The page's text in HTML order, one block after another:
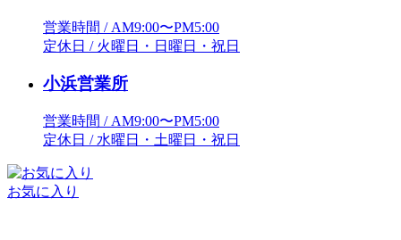
営業時間 / AM9:00〜PM5:00
定休日 / 火曜日・日曜日・祝日
小浜営業所
営業時間 / AM9:00〜PM5:00
定休日 / 水曜日・土曜日・祝日
お気に入り